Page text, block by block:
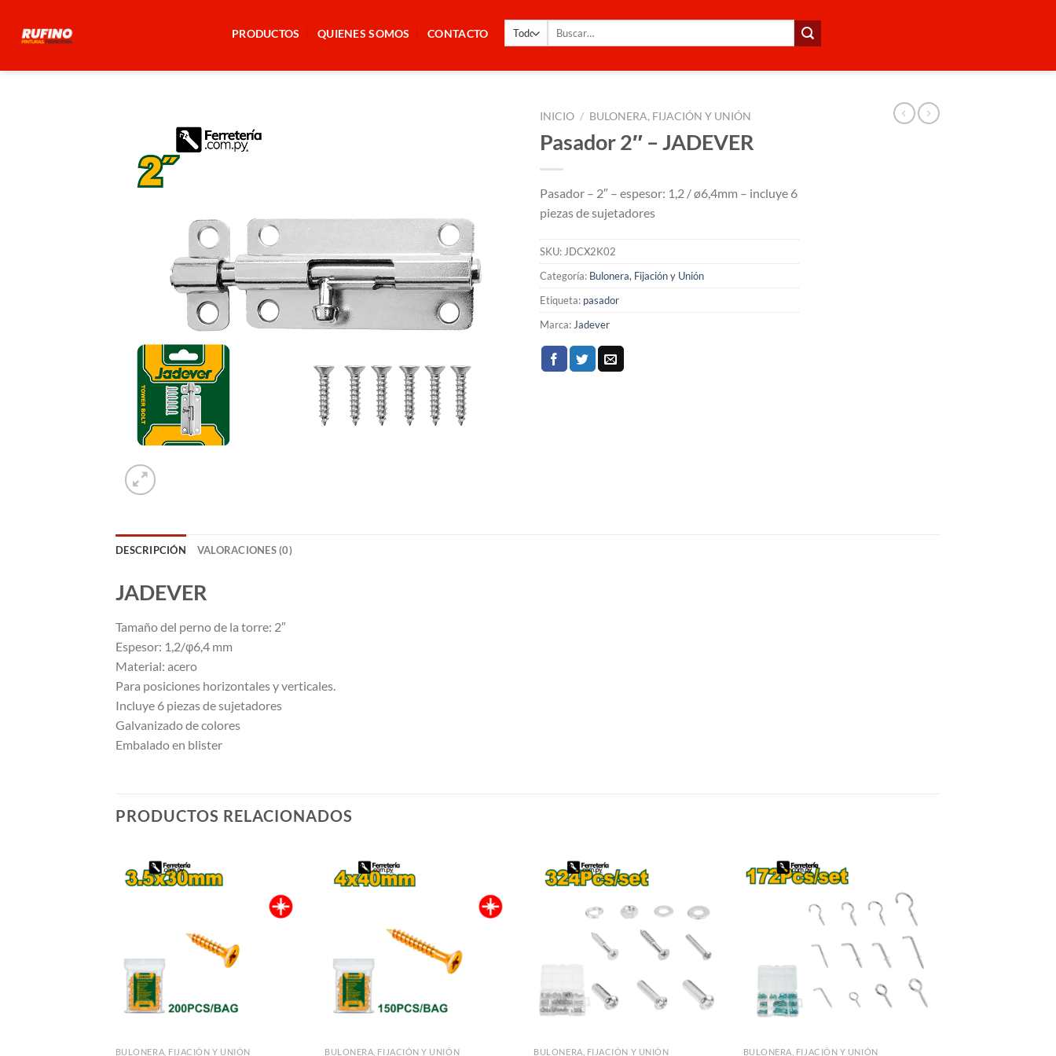
contenido
PRODUCTOS QUIENES SOMOS CONTACTO
Buscar
INICIO / BULONERA, FIJACIÓN Y UNIÓN
Pasador 2″ – JADEVER
Pasador – 2″ – espesor: 1,2 / ø6,4mm – incluye 6
piezas de sujetadores
SKU: JDCX2K02
Categoría: Bulonera, Fijación y Unión
Etiqueta: pasador
Marca: Jadever
DESCRIPCIÓN VALORACIONES (0)
JADEVER
Tamaño del perno de la torre: 2″
Espesor: 1,2/φ6,4 mm
Material: acero
Para posiciones horizontales y verticales.
Incluye 6 piezas de sujetadores
Galvanizado de colores
Embalado en blister
PRODUCTOS RELACIONADOS
BULONERA, FIJACIÓN Y UNIÓN BULONERA, FIJACIÓN Y UNIÓN BULONERA, FIJACIÓN Y UNIÓN BULONERA, FIJACIÓN Y UNIÓN